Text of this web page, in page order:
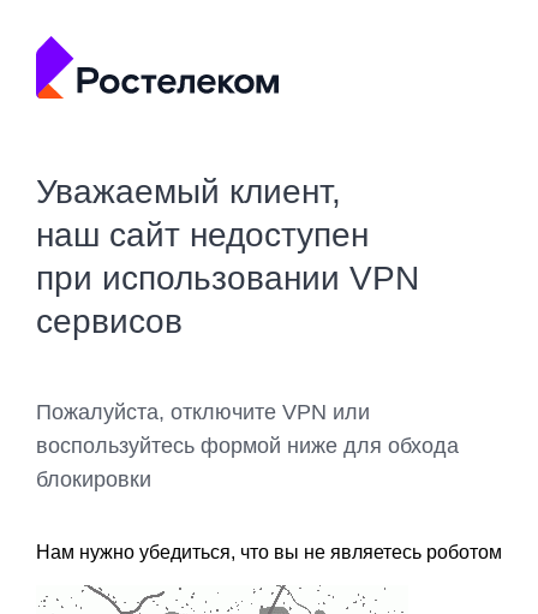
Уважаемый клиент,
наш сайт недоступен
при использовании VPN
сервисов
Пожалуйста, отключите VPN или
воспользуйтесь формой ниже для обхода
блокировки
Нам нужно убедиться, что вы не являетесь роботом